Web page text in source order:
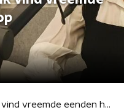
Eva Line de Boer: 'Ik vind vreemde eenden heel leuk op begrafenissen'